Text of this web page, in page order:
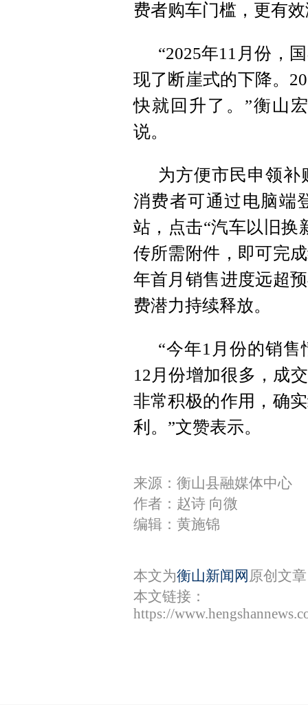
费者购车门槛，更有
“2025年11月份，
现了断崖式的下降。
快就回升了。”衡山
说。
为方便市民申领
消费者可通过电脑端
站，点击“汽车以旧换
传所需附件，即可完
年首月销售进度远超
费潜力持续释放。
“今年1月份的销
12月份增加很多，成
非常积极的作用，确
利。”文赞表示。
来源：衡山县融媒体中心
作者：赵诗 向微
编辑：黄施锦
本文为衡山新闻网 原创文
本文链接：
https://